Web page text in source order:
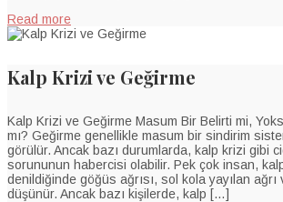
Read more
Kalp Krizi ve Geğirme
Kalp Krizi ve Geğirme Masum Bir Belirti mi,
mı? Geğirme genellikle masum bir sindirim
görülür. Ancak bazı durumlarda, kalp krizi gibi
sorununun habercisi olabilir. Pek çok insan,
denildiğinde göğüs ağrısı, sol kola yayılan ağrı
düşünür. Ancak bazı kişilerde, kalp […]